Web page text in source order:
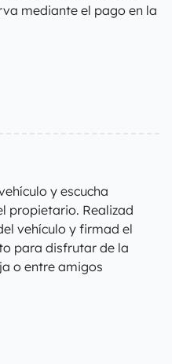
mediante el pago en la
y escucha
propietario. Realizad
vehículo y firmad el
para disfrutar de la
o entre amigos